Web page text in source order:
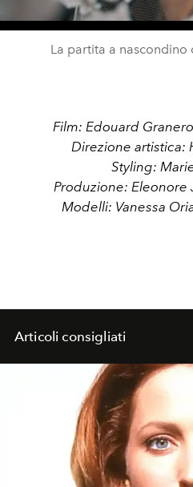
La partita a nascondino
Film: Edouard
Direzione artistica:
Styling:
Produzione:
Modelli: Vanessa
Articoli consigliati